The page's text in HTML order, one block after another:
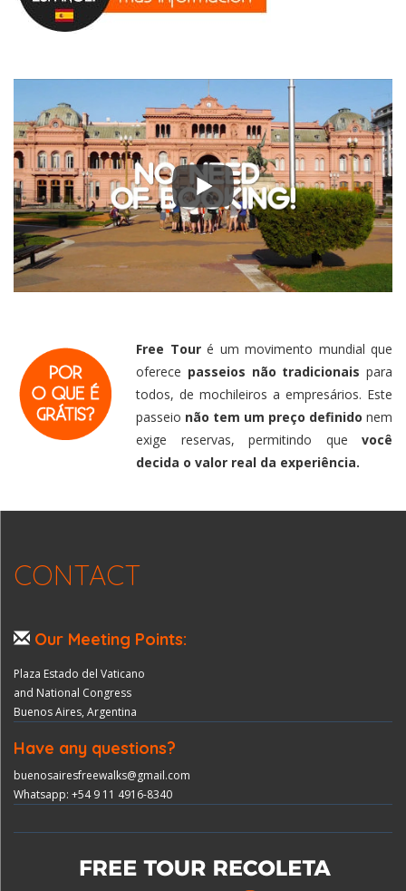
Free Touré um movimento mundial que
oferece passeios não tradicionais para
todos, de mochileiros a empresários. Este
passeio não tem um preço definido nem
exige reservas, permitindo que você
decida o valor real da experiência.
CONTACT
Our Meeting Points:
Plaza Estado del Vaticano
and National Congress
Buenos Aires, Argentina
Have any questions?
buenosairesfreewalks@gmail.com
Whatsapp: +54 9 11 4916-8340